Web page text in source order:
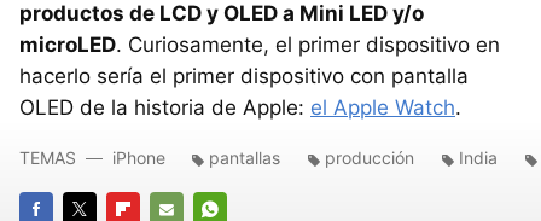
productos de LCD y OLED a Mini LED y/o
microLED. Curiosamente, el primer dispositivo en
hacerlo sería el primer dispositivo con pantalla
OLED de la historia de Apple: el Apple Watch.
TEMAS iPhone pantallas producción India